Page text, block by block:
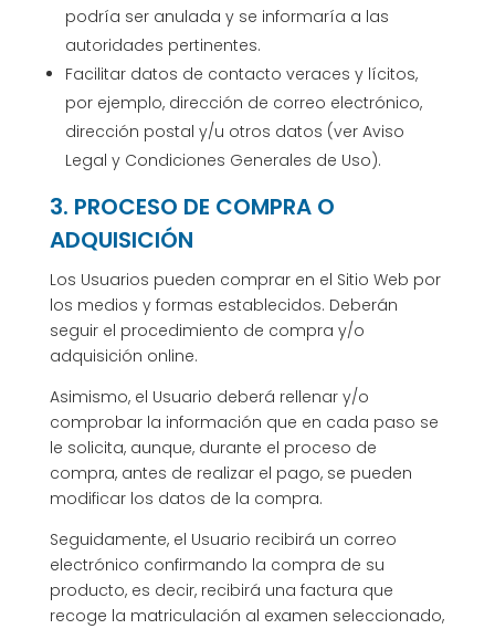
podría ser anulada y se informaría a las
autoridades pertinentes.
Facilitar datos de contacto veraces y lícitos,
por ejemplo, dirección de correo electrónico,
dirección postal y/u otros datos (ver Aviso
Legal y Condiciones Generales de Uso).
3. PROCESO DE COMPRA O
ADQUISICIÓN
Los Usuarios pueden comprar en el Sitio Web por
los medios y formas establecidos. Deberán
seguir el procedimiento de compra y/o
adquisición online.
Asimismo, el Usuario deberá rellenar y/o
comprobar la información que en cada paso se
le solicita, aunque, durante el proceso de
compra, antes de realizar el pago, se pueden
modificar los datos de la compra.
Seguidamente, el Usuario recibirá un correo
electrónico confirmando la compra de su
producto, es decir, recibirá una factura que
recoge la matriculación al examen seleccionado,